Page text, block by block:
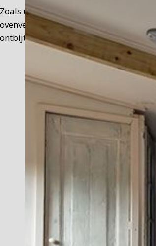
Zoals u waarschijnlijk al heeft ontdekt,
ovenverse scones, verse jus, melk,
ontbijt in een picknickmand op de